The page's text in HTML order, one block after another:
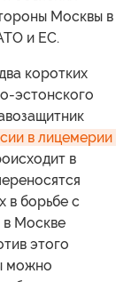
Москвы в
и ЕС.
коротких
эстонского
в лицемерии
в
в борьбе с
в Москве
этого
можно